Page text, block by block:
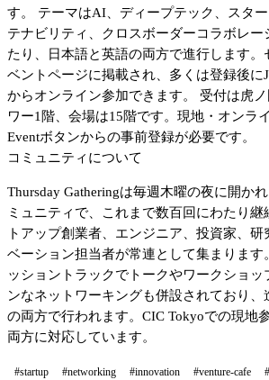
す。 テーマはAI、ディープテック、スタ
テナビリティ、クロスボーダーコラボレー
たり、日本語と英語の両方で進行します。
ベントページに掲載され、多くは登録後に
からオンライン参加できます。 受付は虎
ワー1階、会場は15階です。現地・オンラ
Eventボタンからの事前登録が必要です。
コミュニティについて
Thursday Gatheringは毎週木曜の夜に開か
ミュニティで、これまで数百回にわたり継
トアップ創業者、エンジニア、投資家、研
ベーション担当者が常連として集まります
ッショントラックでトークやワークショ
ンなネットワーキングも併設されており
の両方で行われます。CIC Tokyoでの現地
両方に対応しています。
#startup #networking #innovation #venture-cafe